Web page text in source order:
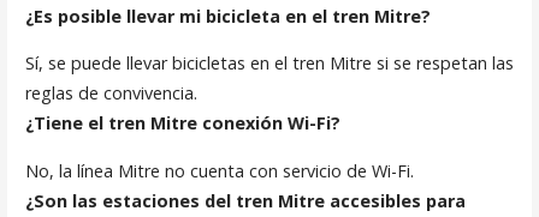
¿Es posible llevar mi bicicleta en el tren Mitre?
Sí, se puede llevar bicicletas en el tren Mitre si se respetan las
reglas de convivencia.
¿Tiene el tren Mitre conexión Wi-Fi?
No, la línea Mitre no cuenta con servicio de Wi-Fi.
¿Son las estaciones del tren Mitre accesibles para